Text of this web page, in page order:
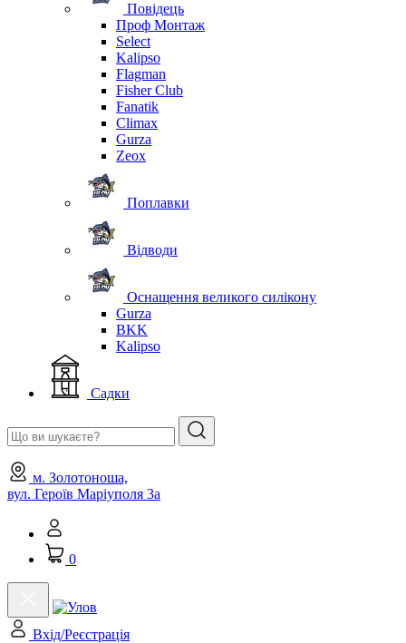
Повідець
Проф Монтаж
Select
Kalipso
Flagman
Fisher Club
Fanatik
Climax
Gurza
Zeox
Поплавки
Відводи
Оснащення великого силікону
Gurza
BKK
Kalipso
Садки
м. Золотоноша,
вул. Героїв Маріуполя 3а
0
Вхід/Реєстрація